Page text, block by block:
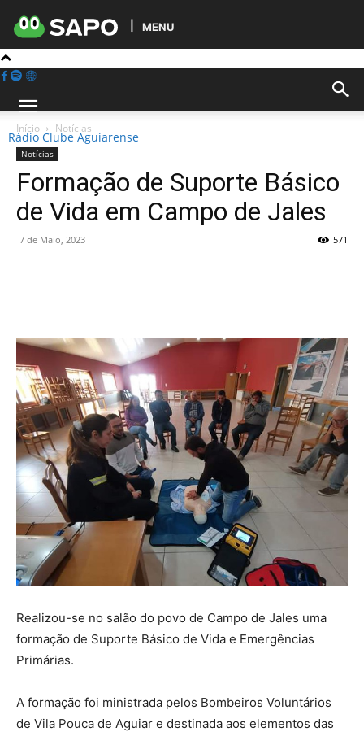
MENU
Rádio Clube Aguiarense
Início Notícias
Notícias
Formação de Suporte Básico
de Vida em Campo de Jales
7 de Maio, 2023 571
Realizou-se no salão do povo de Campo de Jales uma
formação de Suporte Básico de Vida e Emergências
Primárias.
A formação foi ministrada pelos Bombeiros Voluntários
de Vila Pouca de Aguiar e destinada aos elementos das